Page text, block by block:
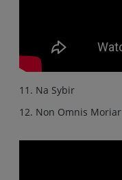
11. Na Sybir
12. Non Omnis Moriar